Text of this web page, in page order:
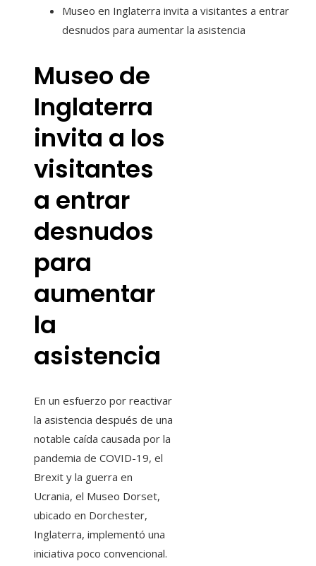
Museo en Inglaterra invita a visitantes a entrar
desnudos para aumentar la asistencia
Museo de
Inglaterra
invita a los
visitantes
a entrar
desnudos
para
aumentar
la
asistencia
En un esfuerzo por reactivar
la asistencia después de una
notable caída causada por la
pandemia de COVID-19, el
Brexit y la guerra en
Ucrania, el Museo Dorset,
ubicado en Dorchester,
Inglaterra, implementó una
iniciativa poco convencional.